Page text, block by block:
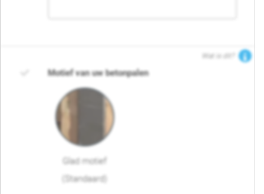
Wat is dit?
Motief van uw betonpalen
Glad motief
(Standaard)